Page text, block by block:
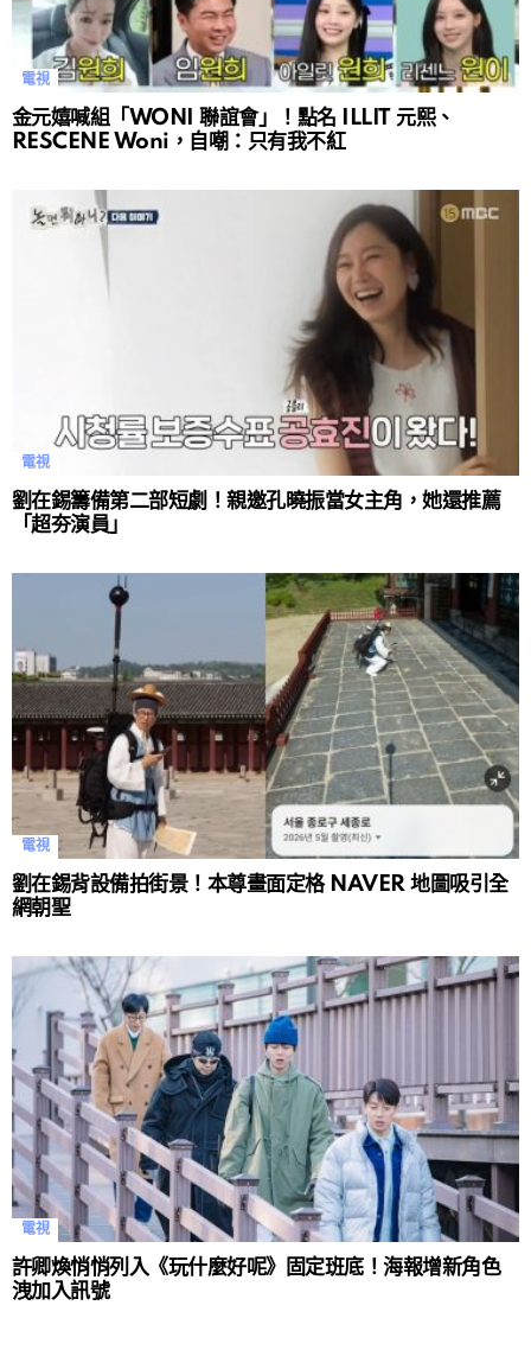
電視
金元嬉喊組「WONI 聯誼會」！點名 ILLIT 元熙、
RESCENE Woni，自嘲：只有我不紅
電視
劉在錫籌備第二部短劇！親邀孔曉振當女主角，她還推薦
「超夯演員」
電視
劉在錫背設備拍街景！本尊畫面定格 NAVER 地圖吸引全
網朝聖
電視
許卿煥悄悄列入《玩什麼好呢》固定班底！海報增新角色
洩加入訊號